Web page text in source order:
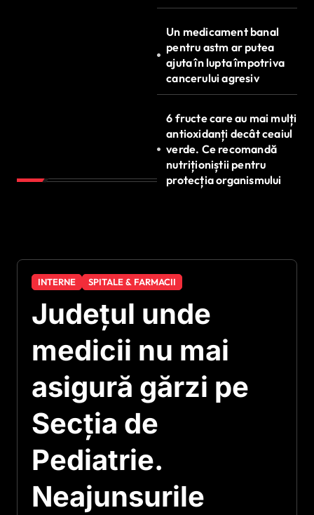
Un medicament banal
pentru astm ar putea
ajuta în lupta împotriva
cancerului agresiv
6 fructe care au mai mulți
antioxidanți decât ceaiul
verde. Ce recomandă
nutriționiștii pentru
protecția organismului
INTERNE SPITALE & FARMACII
Județul unde
medicii nu mai
asigură gărzi pe
Secţia de
Pediatrie.
Neajunsurile